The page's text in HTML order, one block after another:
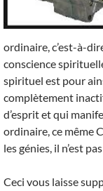
ordinaire, c’est-à-
conscience
spirituel est pour
complètement
d’esprit et qui
ordinaire, ce même
les génies, il n’est
Ceci vous laisse